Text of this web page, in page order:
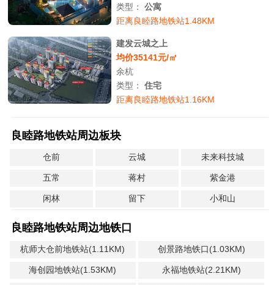
类型：公寓
距离良睦路地铁站1.48KM
建发云城之上
均价35141元/㎡
余杭
类型：住宅
距离良睦路地铁站1.16KM
良睦路地铁站周边板块
仓前 云城 未来科技城
五常 蒋村 紫金港
闲林 留下 小和山
良睦路地铁站周边地铁口
杭师大仓前地铁站(1.11KM) 创景路地铁口(1.03KM)
海创园地铁站(1.53KM) 永福地铁站(2.21KM)